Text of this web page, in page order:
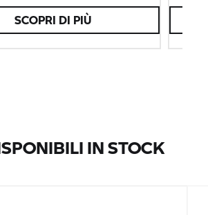
SCOPRI DI PIÙ
IN STOCK